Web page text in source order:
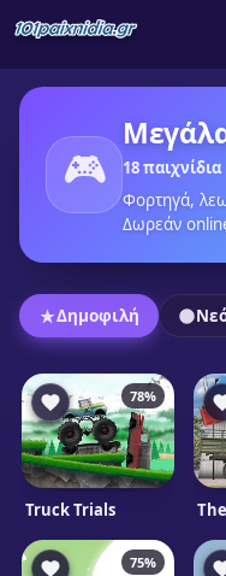
🎮
18 παιχνίδια
Φορτηγά,
Δωρεάν
Δημοφιλή
78%
Truck Trials
75%